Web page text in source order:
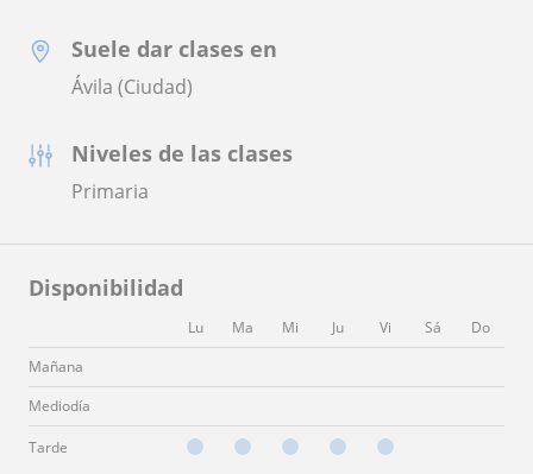
Suele dar clases en
Ávila (Ciudad)
Niveles de las clases
Primaria
Disponibilidad
Lu Ma Mi Ju Vi Sá
Do
Mañana
Mediodía
Tarde